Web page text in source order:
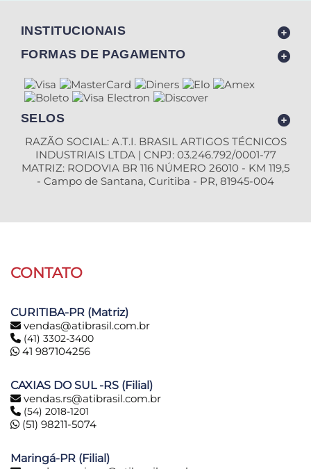
INSTITUCIONAIS
FORMAS DE PAGAMENTO
SELOS
RAZÃO SOCIAL: A.T.I. BRASIL ARTIGOS TÉCNICOS
INDUSTRIAIS LTDA | CNPJ: 03.246.792/0001-77
MATRIZ: RODOVIA BR 116 NÚMERO 26010 - KM 119,5
- Campo de Santana, Curitiba - PR, 81945-004
CONTATO
CURITIBA-PR (Matriz)
vendas@atibrasil.com.br
(41) 3302-3400
41 987104256
CAXIAS DO SUL -RS (Filial)
vendas.rs@atibrasil.com.br
(54) 2018-1201
(51) 98211-5074
Maringá-PR (Filial)